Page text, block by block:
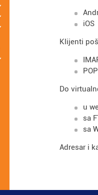
iOS
Klijenti
Do
u
sa
sa
Adresar i